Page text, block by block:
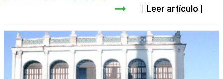
Leer artículo